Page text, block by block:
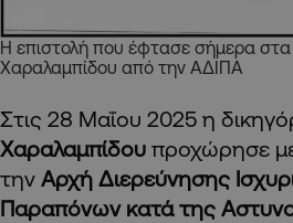
Η επιστολή που έφτασε σήμερα στα
Χαραλαμπίδου από την ΑΔΙΠΑ
Στις 28 Μαΐου 2025 η
Χαραλαμπίδου προχώρησε
την Αρχή Διερεύνησης
Παραπόνων κατά της